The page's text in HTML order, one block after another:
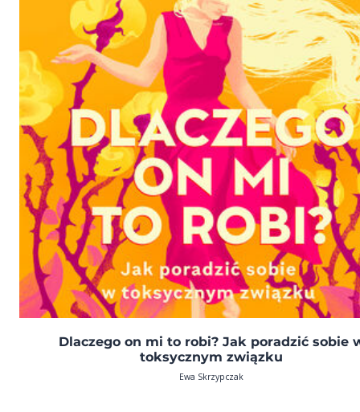
Dlaczego on mi to robi? Jak poradzić sobie
toksycznym związku
Ewa Skrzypczak